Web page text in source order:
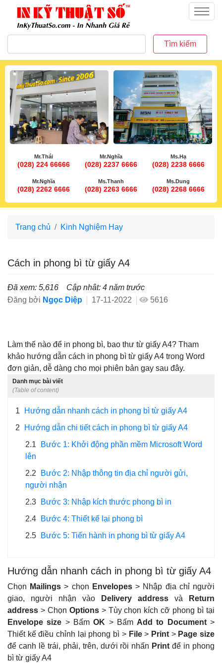
inkythuatso.com
Menu
Tìm kiếm
Mr.Thái
(028) 224 66666
Mr.Nghĩa
(028) 2237 6666
Ms.Hạ
(028) 2238 6666
Mr.Nghĩa
(028) 2262 6666
Ms.Thanh
(028) 2263 6666
Ms.Dung
(028) 2268 6666
Trang chủ Kinh Nghiệm Hay
Cách in phong bì từ giấy A4
Đã xem: 5,616
Cập nhât: 4 năm trước
Đăng bởi Ngọc Diệp 17-11-2022 5616
Làm thế nào để in phong bì, bao thư từ giấy A4? Tham
khảo hướng dẫn cách in phong bì từ giấy A4 trong Word
đơn giản, dễ dàng cho mọi phiên bản gay sau đây.
Danh mục bài viết
(Table of content)
1
Hướng dẫn nhanh cách in phong bì từ giấy A4
2
Hướng dẫn chi tiết cách in phong bì từ giấy A4
2.1
Bước 1: Khởi động phần mềm Microsoft Word
lên
2.2
Bước 2: Nhập thông tin địa chỉ người gửi,
người nhận
2.3
Bước 3: Nhập kích thước phong bì in
2.4
Bước 4: Thiết kế lại phong bì
2.5
Bước 5: Tiến hành in phong bì từ giấy A4
Hướng dẫn nhanh cách in phong bì từ giấy A4
Chọn Mailings > chọn Envelopes> Nhập địa chỉ người
giao, người nhận vào
Delivery address và
Return
address > Chọn Options> Tùy chọn kích cỡ phong bì tại
Envelope size > BấmOK > BấmAdd to Document>
Thiết kế điều chỉnh lại phong bì > File> Print> Page size
để canh lề trái, phải, trên, dưới rồi nhấn Printđể in phong
bì từ giấy A4